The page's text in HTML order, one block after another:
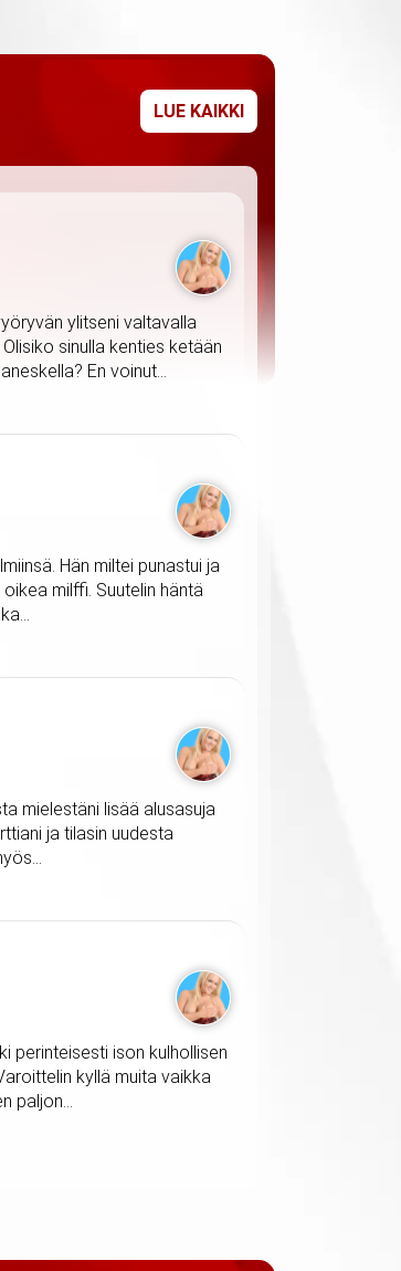
LUE KAIKKI
ylitseni valtavalla
sinulla kenties ketään
En voinut...
Hän miltei punastui ja
milffi. Suutelin häntä
mielestäni lisää alusasuja
ja tilasin uudesta
perinteisesti ison kulhollisen
kyllä muita vaikka
paljon...